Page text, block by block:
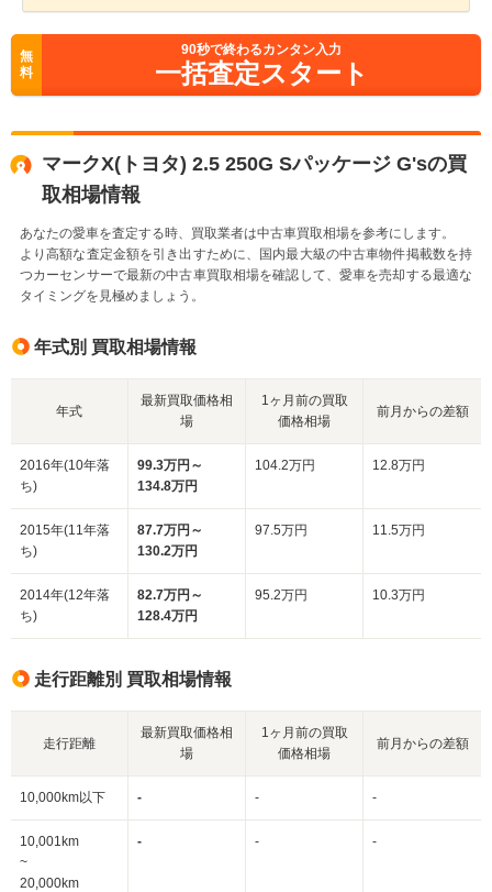
無
料
90秒で終わるカンタン入力
一括査定スタート
マークX(トヨタ) 2.5 250G Sパッケージ G'sの買
取相場情報
あなたの愛車を査定する時、買取業者は中古車買取相場を参考にします。
より高額な査定金額を引き出すために、国内最大級の中古車物件掲載数を持
つカーセンサーで最新の中古車買取相場を確認して、愛車を売却する最適な
タイミングを見極めましょう。
年式別 買取相場情報
年式
最新買取価格相
場
1ヶ月前の買取
価格相場
前月からの差額
2016年(10年落
ち)
99.3万円～
134.8万円
104.2万円 12.8万円
2015年(11年落
ち)
87.7万円～
130.2万円
97.5万円 11.5万円
2014年(12年落
ち)
82.7万円～
128.4万円
95.2万円 10.3万円
走行距離別 買取相場情報
走行距離
最新買取価格相
場
1ヶ月前の買取
価格相場
前月からの差額
10,000km以下 - - -
10,001km
~
20,000km
- - -